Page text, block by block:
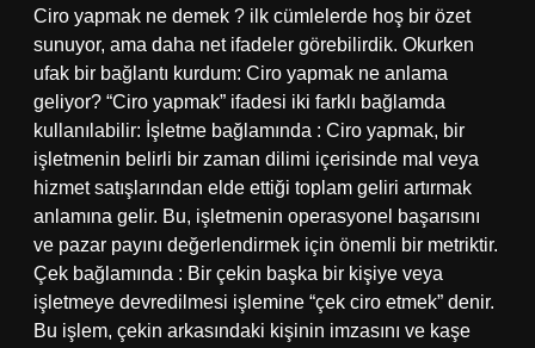
Ciro yapmak ne demek ? ilk cümlelerde hoş bir özet
sunuyor, ama daha net ifadeler görebilirdik. Okurken
ufak bir bağlantı kurdum: Ciro yapmak ne anlama
geliyor? “Ciro yapmak” ifadesi iki farklı bağlamda
kullanılabilir: İşletme bağlamında : Ciro yapmak, bir
işletmenin belirli bir zaman dilimi içerisinde mal veya
hizmet satışlarından elde ettiği toplam geliri artırmak
anlamına gelir. Bu, işletmenin operasyonel başarısını
ve pazar payını değerlendirmek için önemli bir metriktir.
Çek bağlamında : Bir çekin başka bir kişiye veya
işletmeye devredilmesi işlemine “çek ciro etmek” denir.
Bu işlem, çekin arkasındaki kişinin imzasını ve kaşe